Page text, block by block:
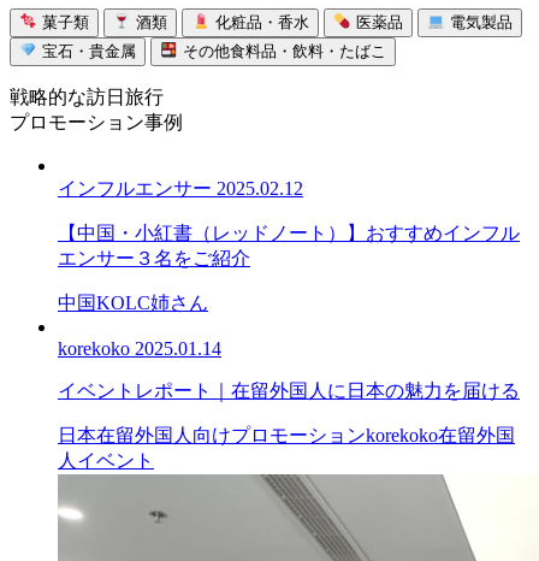
菓子類 酒類 化粧品・香水 医薬品
電気製品
宝石・貴金属
その他食料品・飲料・たばこ
戦略的な訪日旅行
プロモーション事例
インフルエンサー 2025.02.12
【中国・小紅書（レッドノート）】おすすめインフル
エンサー３名をご紹介
中国KOLC姉さん
korekoko 2025.01.14
イベントレポート｜在留外国人に日本の魅力を届ける
日本在留外国人向けプロモーションkorekoko在留外国
人イベント